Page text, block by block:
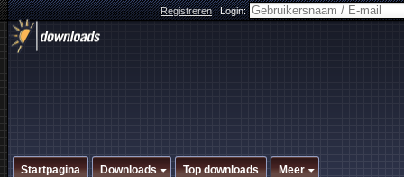
Registreren|Login:
Startpagina Downloads Top downloads Meer